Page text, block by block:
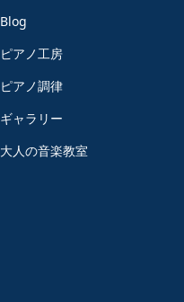
Blog
ピアノ工房
ピアノ調律
ギャラリー
大人の音楽教室